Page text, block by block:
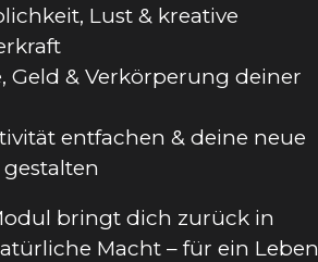
Lust & kreative
Geld & Verkörperung deiner
entfachen & deine neue
bringt dich zurück in
Macht – für ein Leben